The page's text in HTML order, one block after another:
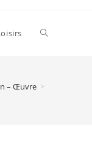
Toggle
– Œuvre >